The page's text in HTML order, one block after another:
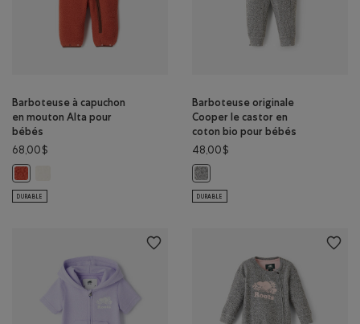
Barboteuse à capuchon
en mouton Alta pour
bébés
68,00$
Barboteuse à capuchon en mouton Alta pour bébés: ROUGE CANYON
Barboteuse à capuchon en mouton Alta pour bébés: AIGRETTE
DURABLE
Barboteuse originale
Cooper le castor en
coton bio pour bébés
48,00$
Barboteuse originale Cooper le
DURABLE